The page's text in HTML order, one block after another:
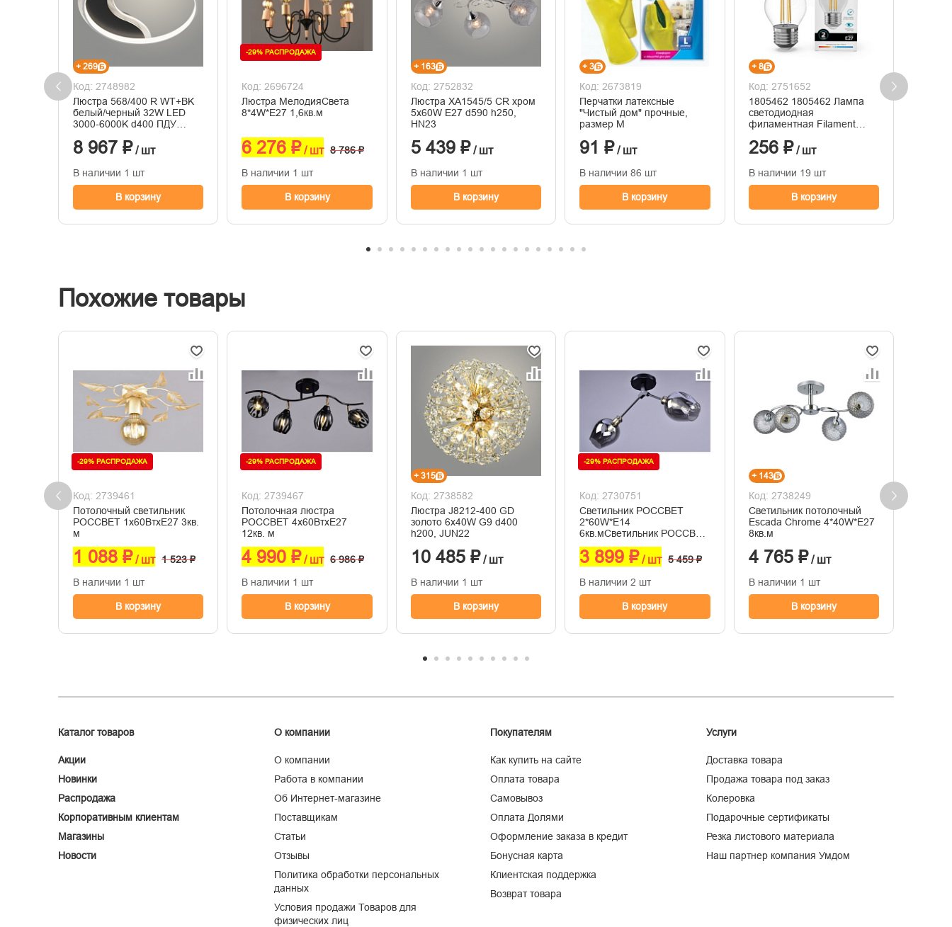
+ 269
Код: 2748982
Люстра 568/400 R WT+BK
белый/черный 32W LED
3000-6000K d400 ПДУ
8 967 ₽ / шт
В наличии 1 шт
В корзину
-29% РАСПРОДАЖА
Код: 2696724
Люстра МелодияСвета
8*4W*E27 1,6кв.м
6 276 ₽ / шт 8 786 ₽
В наличии 1 шт
В корзину
+ 163
Код: 2752832
Люстра XA1545/5 CR хром
5х60W E27 d590 h250,
HN23
5 439 ₽/ шт
В наличии 1 шт
В корзину
+ 3
Код: 2673819
Перчатки латексные
"Чистый дом" прочные,
размер M
91 ₽ / шт
В наличии 86 шт
В корзину
+ 8
Код: 2751652
1805462 1805462 Лампа
светодиодная
филаментная Filament
Е27 750лм GAUSS 52222
256 ₽/ шт
В наличии 19 шт
В корзину
Похожие товары
-29% РАСПРОДАЖА
Код: 2739461
Потолочный светильник
РОССВЕТ 1х60ВтхE27 3кв.
м
1 088 ₽ / шт 1 523 ₽
В наличии 1 шт
В корзину
-29% РАСПРОДАЖА
Код: 2739467
Потолочная люстра
РОССВЕТ 4х60ВтхE27
12кв. м
4 990 ₽ / шт 6 986 ₽
В наличии 1 шт
В корзину
+ 315
Код: 2738582
Люстра J8212-400 GD
золото 6х40W G9 d400
h200, JUN22
10 485 ₽/ шт
В наличии 1 шт
В корзину
-29% РАСПРОДАЖА
Код: 2730751
Светильник РОССВЕТ
2*60W*E14
6кв.мСветильник РОССВЕТ
2*60W*E14 6кв.м
3 899 ₽ / шт 5 459 ₽
В наличии 2 шт
В корзину
+ 143
Код: 2738249
Светильник потолочный
Escada Chrome 4*40W*E27
8кв.м
4 765 ₽/ шт
В наличии 1 шт
В корзину
Каталог товаров
Акции
Новинки
Распродажа
Корпоративным клиентам
Магазины
Новости
О компании
О компании
Работа в компании
Об Интернет-магазине
Поставщикам
Статьи
Отзывы
Политика обработки персональных
данных
Условия продажи Товаров для
физических лиц
Покупателям
Как купить на сайте
Оплата товара
Самовывоз
Оплата Долями
Оформление заказа в кредит
Бонусная карта
Клиентская поддержка
Возврат товара
Услуги
Доставка товара
Продажа товара под заказ
Колеровка
Подарочные сертификаты
Резка листового материала
Наш партнер компания Умдом